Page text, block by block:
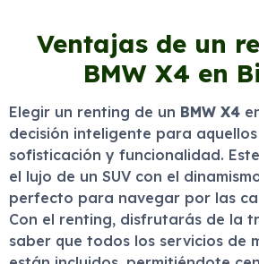
Ventajas de un
BMW X4 en
Elegir un renting de un BMW X4
decisión inteligente para
sofisticación y funcionalidad.
el lujo de un SUV con el
perfecto para navegar por las
Con el renting, disfrutarás de la
saber que todos los servicios de